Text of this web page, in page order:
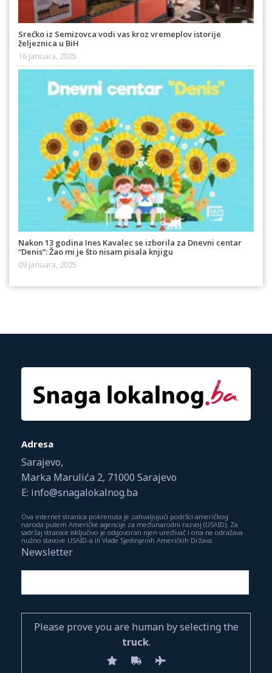
Srećko iz Semizovca vodi vas kroz vremeplov istorije
željeznica u BiH
16 Januara, 2025
Nakon 13 godina Ines Kavalec se izborila za Dnevni centar
“Denis”: Žao mi je što nisam pisala knjigu
09 Januara, 2025
Adresa
Sarajevo,
Marka Marulića 2, 71000 Sarajevo
E: info@snagalokalnog.ba
Ova internet stranica pokrenuta je zahvaljujući podršci američkog
naroda putem Američke agencije za međunarodni razvoj (USAID). Za
sadržaj stranice isključivo je odgovoran njen uređivač i ona ne odražava
nužno stavove USAID-a ili Vlade Sjedinjenih Američkih Država.
Newsletter
Please prove you are human by selecting the
truck.